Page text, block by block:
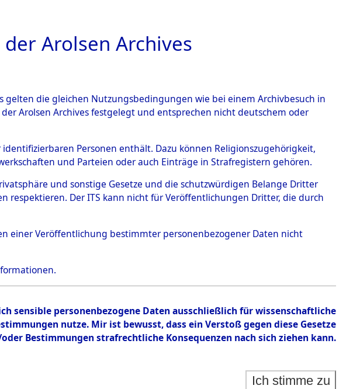
PERSON
Arolsen Archives
gelten die gleichen Nutzungsbedingungen wie bei einem Archivbesuch in
Arolsen Archives festgelegt und entsprechen nicht deutschem oder
Personen enthält. Dazu können Religionszugehörigkeit,
und Parteien oder auch Einträge in Strafregistern gehören.
und sonstige Gesetze und die schutzwürdigen Belange Dritter
respektieren. Der ITS kann nicht für Veröffentlichungen Dritter, die durch
einer Veröffentlichung bestimmter personenbezogener Daten nicht
sensible personenbezogene Daten ausschließlich für wissenschaftliche
nutze. Mir ist bewusst, dass ein Verstoß gegen diese Gesetze
Bestimmungen strafrechtliche Konsequenzen nach sich ziehen kann.
Ich stimme zu